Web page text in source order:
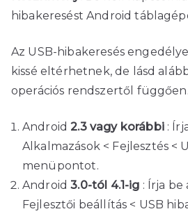
hibakeresést Android
Az USB-hibakeresés
kissé eltérhetnek, de lásd
operációs rendszertől függően.
Android2.3 vagy korábbi:
Alkalmazások < Fejlesztés <
menüpontot.
Android3.0-tól 4.1-ig : Írja be
Fejlesztői beállítás < USB